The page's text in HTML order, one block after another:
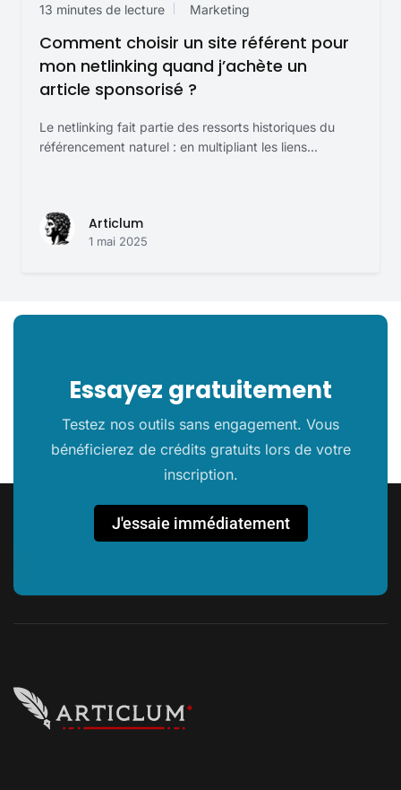
13 minutes de lecture Marketing
Comment choisir un site référent pour
mon netlinking quand j’achète un
article sponsorisé ?
Le netlinking fait partie des ressorts historiques du
référencement naturel : en multipliant les liens...
Articlum
1 mai 2025
Essayez gratuitement
Testez nos outils sans engagement. Vous
bénéficierez de crédits gratuits lors de votre
inscription.
J'essaie immédiatement